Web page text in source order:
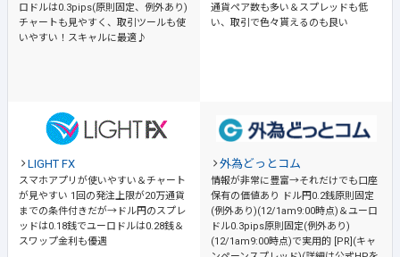
ロドルは0.3pips(原則固定、例外あり)
チャートも見やすく、取引ツールも使
いやすい！スキャルに最適♪
通貨ペア数も多い＆スプレッドも低
い、取引で色々貰えるのも良い
LIGHT FX
スマホアプリが使いやすい＆チャート
が見やすい 1回の発注上限が20万通貨
までの条件付きだが→ドル円のスプレ
ッドは0.18銭でユーロドルは0.28銭＆
スワップ金利も優遇
外為どっとコム
情報が非常に豊富→それだけでも口座
保有の価値あり
ドル円0.2銭原則固定
(例外あり)(12/1am9:00時点)＆ユーロ
ドル0.3pips原則固定(例外あり)
(12/1am9:00時点)で実用的 [PR](キャ